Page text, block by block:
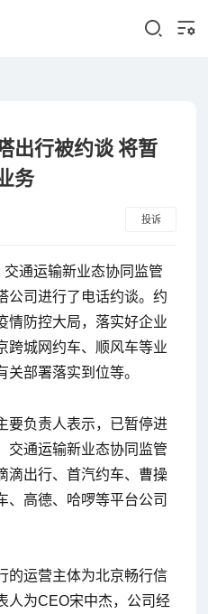
出行被约谈 将暂
务
投诉
通运输新业态协同监管
公司进行了电话约谈。约
情防控大局，落实好企业
跨城网约车、顺风车等业
部署落实到位等。
要负责人表示，已暂停进
交通运输新业态协同监管
滴出行、首汽约车、曹操
、高德、哈啰等平台公司
的运营主体为北京畅行信
人为CEO宋中杰，公司经